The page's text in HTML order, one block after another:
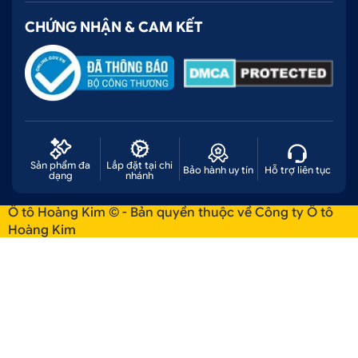
điểm nhấn thu hút
>>>Acura nâng cấp vô lăng Carbon nhũ tím
CHỨNG NHẬN & CAM KẾT
Sản phẩm đa
dạng
Lắp đặt tại chi
nhánh
Bảo hành uy tín Hỗ trợ liên tục
Ô tô Hoàng Kim © - Bản quyền thuộc về Công ty Ô tô
Hoàng Kim